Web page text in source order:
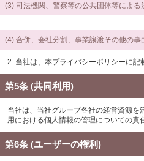
(3) 司法機関、警察等の公共団体等によ
(4) 合併、会社分割、事業譲渡その他の
2. 当社は、本プライバシーポリシーに
第5条 (共同利用)
当社は、当社グループ各社の経営資源
用における個人情報の管理についての責
第6条 (ユーザーの権利)